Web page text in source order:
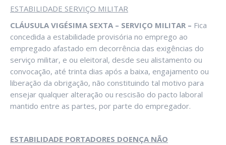
ESTABILIDADE SERVIÇO MILITAR
CLÁUSULA VIGÉSIMA SEXTA – SERVIÇO MILITAR – Fica
concedida a estabilidade provisória no emprego ao
empregado afastado em decorrência das exigências do
serviço militar, e ou eleitoral, desde seu alistamento ou
convocação, até trinta dias após a baixa, engajamento ou
liberação da obrigação, não constituindo tal motivo para
ensejar qualquer alteração ou rescisão do pacto laboral
mantido entre as partes, por parte do empregador.
ESTABILIDADE PORTADORES DOENÇA NÃO